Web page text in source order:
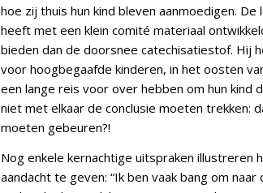
hoe zij thuis hun kind bleven aanmoedigen.
heeft met een klein comité materiaal
bieden dan de doorsnee catechisatiestof. Hij
voor hoogbegaafde kinderen, in het oosten
een lange reis voor over hebben om hun kind
niet met elkaar de conclusie moeten trekken:
moeten gebeuren?!
Nog enkele kernachtige uitspraken illustreren
aandacht te geven: “Ik ben vaak bang om